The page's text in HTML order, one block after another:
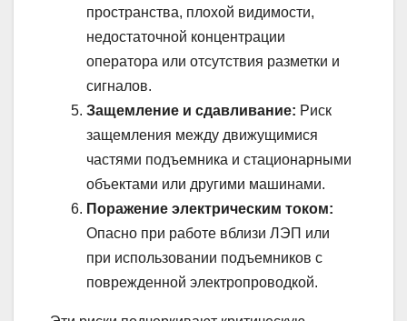
пространства, плохой видимости,
недостаточной концентрации
оператора или отсутствия разметки и
сигналов.
Защемление и сдавливание: Риск
защемления между движущимися
частями подъемника и стационарными
объектами или другими машинами.
Поражение электрическим током:
Опасно при работе вблизи ЛЭП или
при использовании подъемников с
поврежденной электропроводкой.